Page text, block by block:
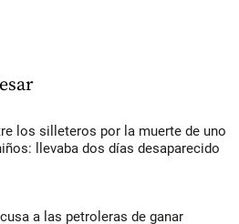
los silleteros por la muerte de uno
llevaba dos días desaparecido
a las petroleras de ganar